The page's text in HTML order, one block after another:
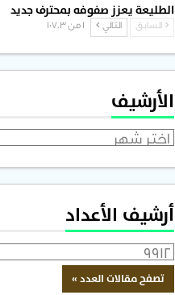
الطليعة يعزز صفوفه بمحترف جديد
السابق التالي 1 من 1٬703
الأرشيف
الأرشيف
أرشيف الأعداد